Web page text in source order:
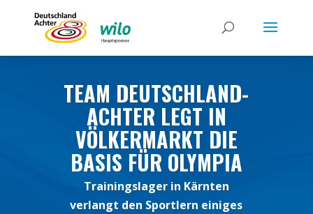
TEAM DEUTSCHLAND-
ACHTER LEGT IN
VÖLKERMARKT DIE
BASIS FÜR OLYMPIA
Trainingslager in Kärnten
verlangt den Sportlern einiges